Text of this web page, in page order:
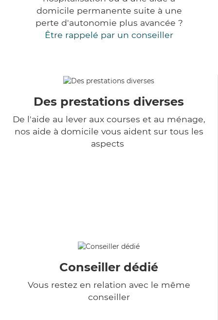
domicile permanente suite à une
perte d'autonomie plus avancée ?
Être rappelé par un conseiller
Des prestations diverses
De l'aide au lever aux courses et au ménage,
nos aide à domicile vous aident sur tous les
aspects
Conseiller dédié
Vous restez en relation avec le même
conseiller